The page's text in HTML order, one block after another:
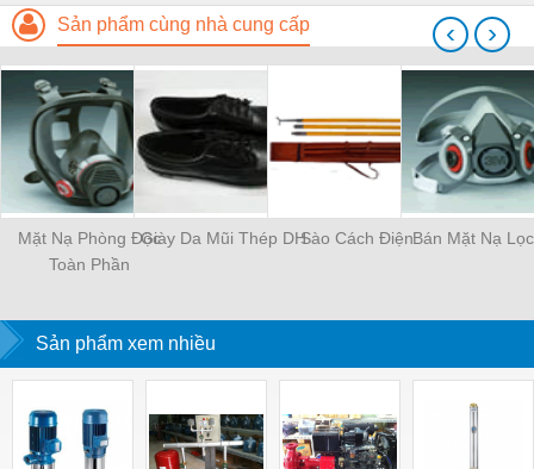
Sản phẩm cùng nhà cung cấp
Mặt Nạ Phòng Độc
Toàn Phần
Giày Da Mũi Thép DHSào Cách ĐiệnBán Mặt Nạ
‹ ›
Sản phẩm xem nhiều